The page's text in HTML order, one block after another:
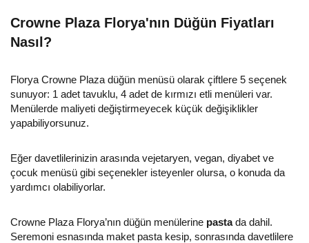
Crowne Plaza Florya'nın Düğün Fiyatları
Nasıl?
Florya Crowne Plaza düğün menüsü olarak çiftlere 5 seçenek
sunuyor: 1 adet tavuklu, 4 adet de kırmızı etli menüleri var.
Menülerde maliyeti değiştirmeyecek küçük değişiklikler
yapabiliyorsunuz.
Eğer davetlilerinizin arasında vejetaryen, vegan, diyabet ve
çocuk menüsü gibi seçenekler isteyenler olursa, o konuda da
yardımcı olabiliyorlar.
Crowne Plaza Florya’nın düğün menülerine pastada dahil.
Seremoni esnasında maket pasta kesip, sonrasında davetlilere